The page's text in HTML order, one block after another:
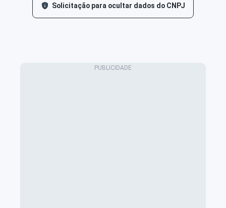
Solicitação para ocultar dados do CNPJ